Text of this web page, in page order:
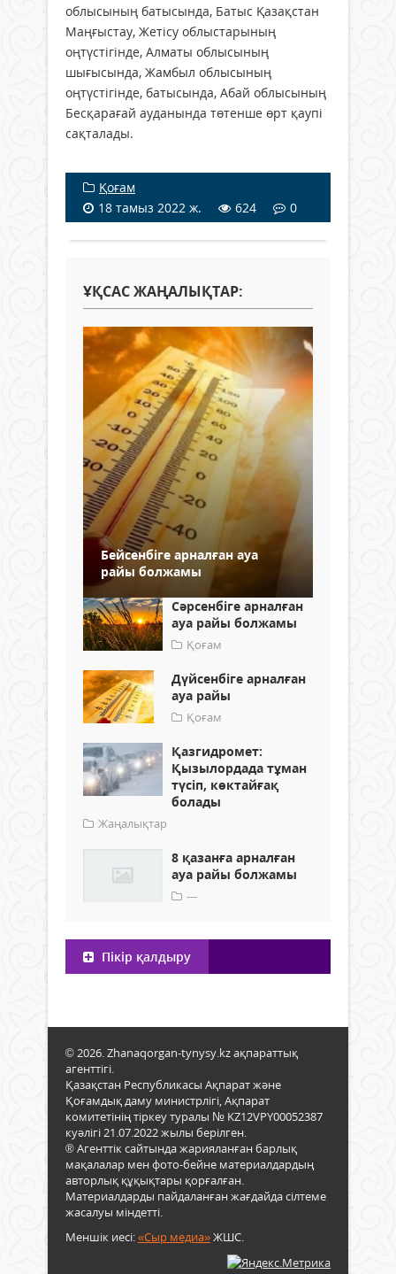
облысының батысында, Батыс Қазақстан
Маңғыстау, Жетісу облыстарының
оңтүстігінде, Алматы облысының
шығысында, Жамбыл облысының
оңтүстігінде, батысында, Абай облысының
Бесқарағай ауданында төтенше өрт қаупі
сақталады.
Қоғам
18 тамыз 2022 ж.
624 0
ҰҚСАС ЖАҢАЛЫҚТАР:
Бейсенбіге арналған ауа
райы болжамы
Сәрсенбіге арналған
ауа райы болжамы
Қоғам
Дүйсенбіге арналған
ауа райы
Қоғам
Қазгидромет:
Қызылордада тұман
түсіп, көктайғақ
болады
Жаңалықтар
8 қазанға арналған
ауа райы болжамы
---
Пікір қалдыру
© 2026. Zhanaqorgan-tynysy.kz ақпараттық
агенттігі.
Қазақстан Республикасы Ақпарат және
Қоғамдық даму министрлігі, Ақпарат
комитетінің тіркеу туралы № KZ12VPY00052387
куәлігі 21.07.2022 жылы берілген.
® Агенттік сайтында жарияланған барлық
мақалалар мен фото-бейне материалдардың
авторлық құқықтары қорғалған.
Материалдарды пайдаланған жағдайда сілтеме
жасалуы міндетті.
Меншік иесі:«Сыр медиа»ЖШС.